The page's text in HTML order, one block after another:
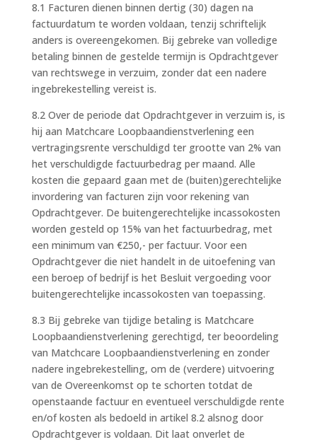
8.1 Facturen dienen binnen dertig (30) dagen na
factuurdatum te worden voldaan, tenzij schriftelijk
anders is overeengekomen. Bij gebreke van volledige
betaling binnen de gestelde termijn is Opdrachtgever
van rechtswege in verzuim, zonder dat een nadere
ingebrekestelling vereist is.
8.2 Over de periode dat Opdrachtgever in verzuim is, is
hij aan Matchcare Loopbaandienstverlening een
vertragingsrente verschuldigd ter grootte van 2% van
het verschuldigde factuurbedrag per maand. Alle
kosten die gepaard gaan met de (buiten)gerechtelijke
invordering van facturen zijn voor rekening van
Opdrachtgever. De buitengerechtelijke incassokosten
worden gesteld op 15% van het factuurbedrag, met
een minimum van €250,- per factuur. Voor een
Opdrachtgever die niet handelt in de uitoefening van
een beroep of bedrijf is het Besluit vergoeding voor
buitengerechtelijke incassokosten van toepassing.
8.3 Bij gebreke van tijdige betaling is Matchcare
Loopbaandienstverlening gerechtigd, ter beoordeling
van Matchcare Loopbaandienstverlening en zonder
nadere ingebrekestelling, om de (verdere) uitvoering
van de Overeenkomst op te schorten totdat de
openstaande factuur en eventueel verschuldigde rente
en/of kosten als bedoeld in artikel 8.2 alsnog door
Opdrachtgever is voldaan. Dit laat onverlet de